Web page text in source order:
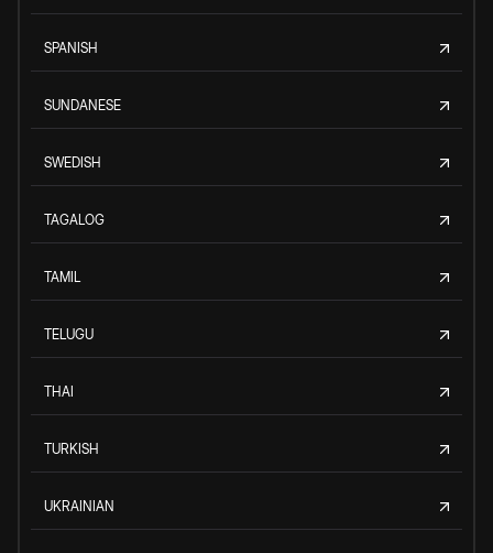
SPANISH
SUNDANESE
SWEDISH
TAGALOG
TAMIL
TELUGU
THAI
TURKISH
UKRAINIAN